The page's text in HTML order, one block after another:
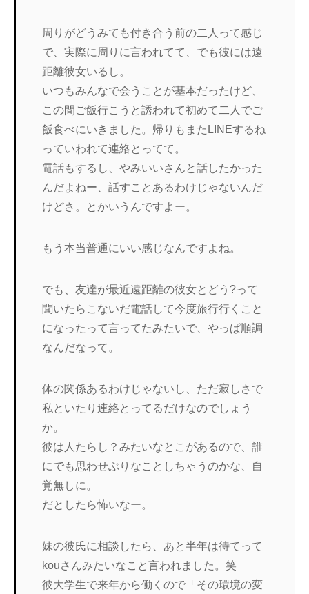
周りがどうみても付き合う前の二人って感じ
で、実際に周りに言われてて、でも彼には遠
距離彼女いるし。
いつもみんなで会うことが基本だったけど、
この間ご飯行こうと誘われて初めて二人でご
飯食べにいきました。帰りもまたLINEするね
っていわれて連絡とってて。
電話もするし、やみいいさんと話したかった
んだよねー、話すことあるわけじゃないんだ
けどさ。とかいうんですよー。
もう本当普通にいい感じなんですよね。
でも、友達が最近遠距離の彼女とどう?って
聞いたらこないだ電話して今度旅行行くこと
になったって言ってたみたいで、やっぱ順調
なんだなって。
体の関係あるわけじゃないし、ただ寂しさで
私といたり連絡とってるだけなのでしょう
か。
彼は人たらし？みたいなとこがあるので、誰
にでも思わせぶりなことしちゃうのかな、自
覚無しに。
だとしたら怖いなー。
妹の彼氏に相談したら、あと半年は待てって
kouさんみたいなこと言われました。笑
彼大学生で来年から働くので「その環境の変